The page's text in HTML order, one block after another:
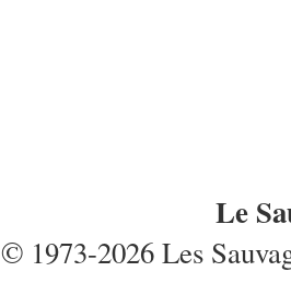
Le
© 1973-2026 Les